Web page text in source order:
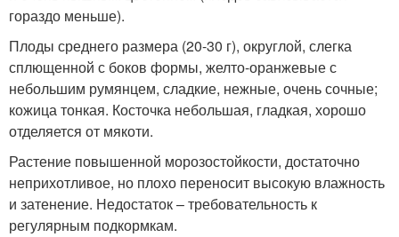
гораздо меньше).
Плоды среднего размера (20-30 г), округлой, слегка
сплющенной с боков формы, желто-оранжевые с
небольшим румянцем, сладкие, нежные, очень сочные;
кожица тонкая. Косточка небольшая, гладкая, хорошо
отделяется от мякоти.
Растение повышенной морозостойкости, достаточно
неприхотливое, но плохо переносит высокую влажность
и затенение. Недостаток – требовательность к
регулярным подкормкам.